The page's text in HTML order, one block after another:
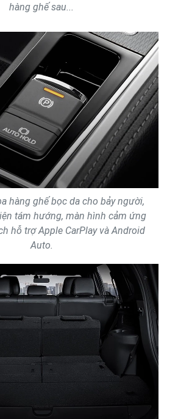
hàng ghế sau...
hàng ghế bọc da cho bảy người,
tám hướng, màn hình cảm ứng
hỗ trợ Apple CarPlay và Android
Auto.